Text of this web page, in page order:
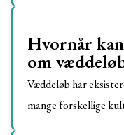
Hvornår
om
Væddeløb har
mange forskellige